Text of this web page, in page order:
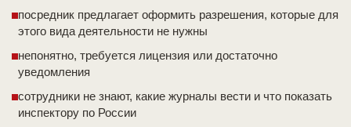
посредник предлагает оформить разрешения, которые для
этого вида деятельности не нужны
непонятно, требуется лицензия или достаточно
уведомления
сотрудники не знают, какие журналы вести и что показать
инспектору по России